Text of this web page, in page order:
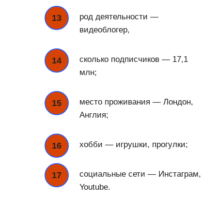
род деятельности —
видеоблогер,
сколько подписчиков — 17,1
млн;
место проживания — Лондон,
Англия;
хобби — игрушки, прогулки;
социальные сети — Инстаграм,
Youtube.